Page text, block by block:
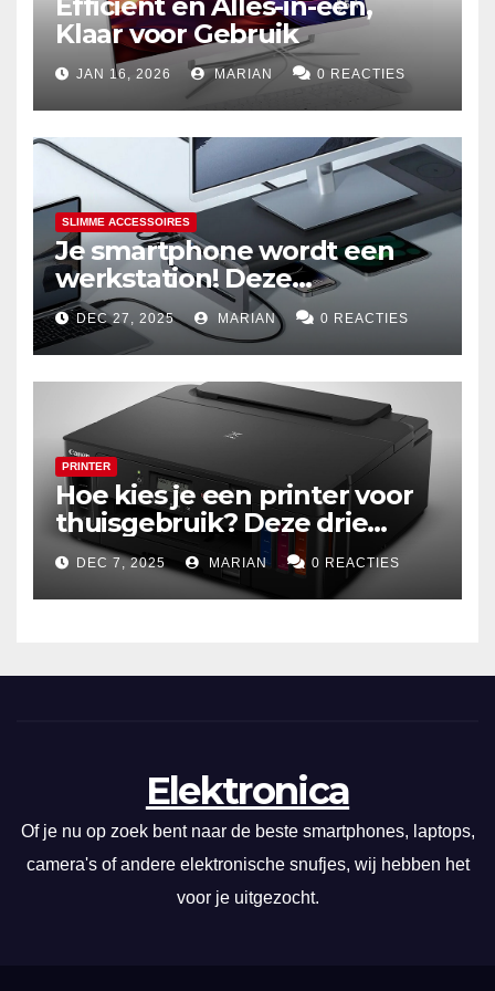
Klaar voor Gebruik
JAN 16, 2026 MARIAN 0 REACTIES
SLIMME ACCESSOIRES
Je smartphone wordt een
werkstation! Deze
dockingstations zijn het
waard om te kopen
DEC 27, 2025 MARIAN 0 REACTIES
PRINTER
Hoe kies je een printer voor
thuisgebruik? Deze drie
draadloze modellen zijn écht
zuinig en indrukwekkend
DEC 7, 2025 MARIAN 0 REACTIES
Elektronica
Of je nu op zoek bent naar de beste smartphones, laptops,
camera's of andere elektronische snufjes, wij hebben het
voor je uitgezocht.